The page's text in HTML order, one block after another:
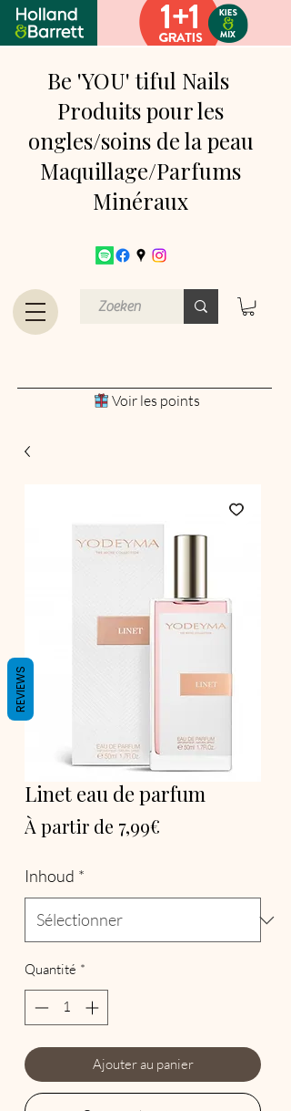
Be 'YOU' tiful Nails
Produits pour les
ongles/soins de la peau
Maquillage/Parfums
Minéraux
Voir les points
Linet eau de parfum
À partir de 7,99€
Inhoud *
Quantité *
Ajouter au panier
REVIEWS